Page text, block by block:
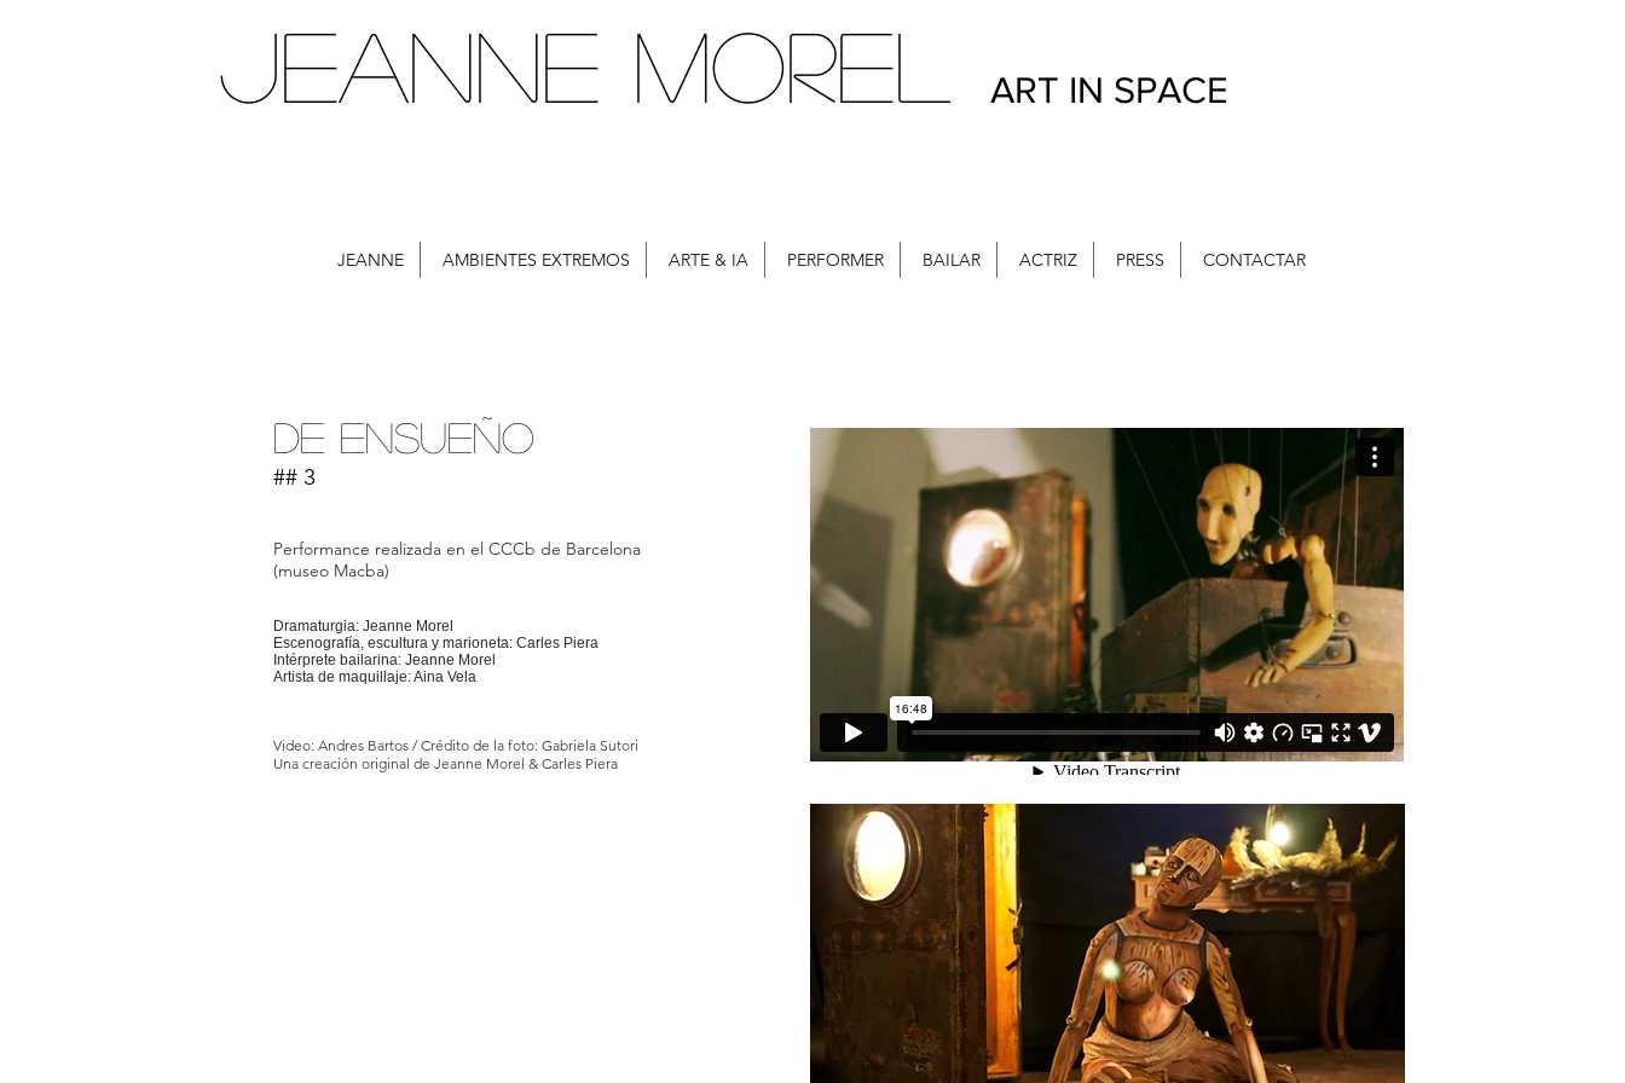
JEANNE MOREL ART IN SPACE
JEANNE AMBIENTES EXTREMOS ARTE & IA PERFORMER BAILAR ACTRIZ PRESS CONTACTAR
De ensueño
## 3
Performance realizada en el CCCb de Barcelona
(museo Macba)
Dramaturgia: Jeanne Morel
Escenografía, escultura y marioneta: Carles Piera
Intérprete bailarina: Jeanne Morel
Artista de maquillaje: Aina Vela
Video: Andres Bartos / Crédito de la foto: Gabriela Sutori
Una creación original de Jeanne Morel & Carles Piera